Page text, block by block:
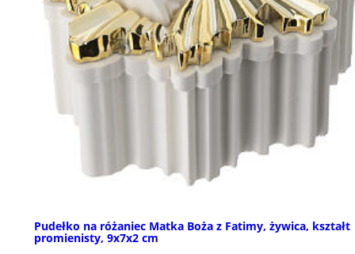
Pudełko na różaniec Matka Boża z Fatimy, żywica, kształt
promienisty, 9x7x2 cm